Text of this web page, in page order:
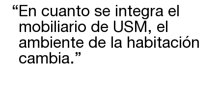
“En cuanto se integra el
mobi­liario de USM, el
ambiente de la habi­tación
cambia.”